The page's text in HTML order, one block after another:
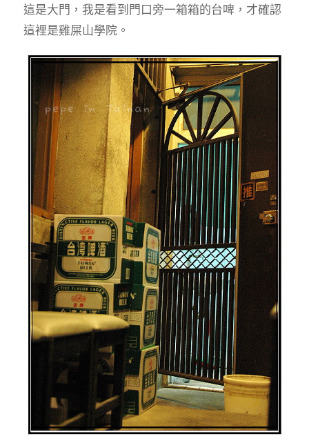
這是大門，我是看到門口旁一箱箱的台啤，才確認
這裡是雞屎山學院。